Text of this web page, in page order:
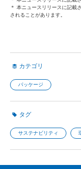
＊ 本ニュースリリースに記載
されることがあります。
カテゴリ
パッケージ
タグ
サステナビリティ